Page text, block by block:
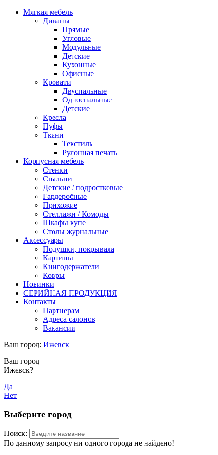
Мягкая мебель
Диваны
Прямые
Угловые
Модульные
Детские
Кухонные
Офисные
Кровати
Двуспальные
Односпальные
Детские
Кресла
Пуфы
Ткани
Текстиль
Рулонная печать
Корпусная мебель
Стенки
Спальни
Детские / подростковые
Гардеробные
Прихожие
Стеллажи / Комоды
Шкафы купе
Столы журнальные
Аксессуары
Подушки, покрывала
Картины
Книгодержатели
Ковры
Новинки
СЕРИЙНАЯ ПРОДУКЦИЯ
Контакты
Партнерам
Адреса салонов
Вакансии
Ваш город: Ижевск
Ваш город
Ижевск?
Да
Нет
Выберите город
Поиск:
По данному запросу ни одного города не найдено!